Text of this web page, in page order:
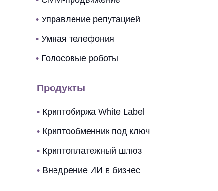
• Криптобиржа White Label
• Криптообменник под ключ
• Криптоплатежный шлюз
• Внедрение ИИ в бизнес
Продукты
• Управление репутацией
• Умная телефония
• Голосовые роботы